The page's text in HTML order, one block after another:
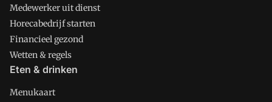
Medewerker uit dienst
Horecabedrijf starten
Financieel gezond
Wetten & regels
Eten & drinken
Menukaart